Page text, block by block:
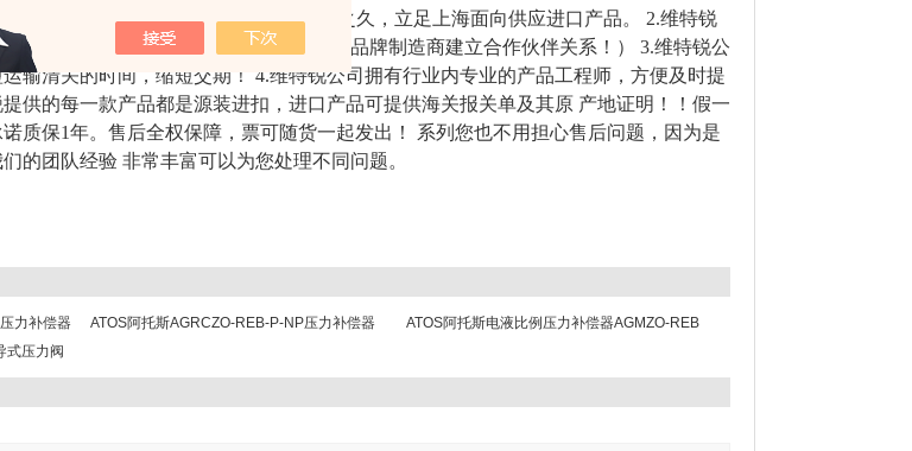
优势非常明确： 1.维特锐公司成立22年之久，立足上海面向供应进口产品。 2.维特锐
购一手货源产品！（目前与上千个国外 品牌制造商建立合作伙伴关系！） 3.维特锐公
输清关的时间，缩短交期！ 4.维特锐公司拥有行业内专业的产品工程师，方便及时提
供的每一款产品都是源装进扣 ，进口产品可提供海关报关单及其原 产地证明！！假一
质保1年。售后全权保障，票可随货一起发出！ 系列您也不用担心售后问题，因为是
的团队经验 非常丰富可以为您处理不同问题。
力补偿器 ATOS阿托斯AGRCZO-REB-P-NP压力补偿器
ATOS阿托斯电液比例压力补偿器AGMZO-REB
式压力阀